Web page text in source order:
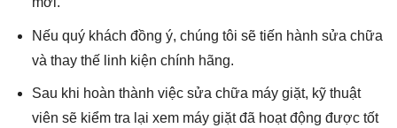
Nếu quý khách đồng ý, chúng tôi sẽ tiến hành sửa chữa
và thay thế linh kiện chính hãng.
Sau khi hoàn thành việc sửa chữa máy giặt, kỹ thuật
viên sẽ kiểm tra lại xem máy giặt đã hoạt động được tốt